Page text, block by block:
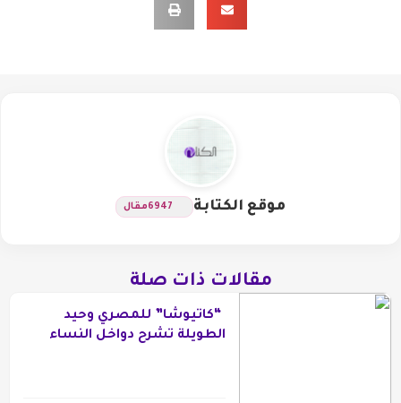
موقع الكتابة 6947مقال
مقالات ذات صلة
“كاتيوشا” للمصري وحيد
الطويلة تشرح دواخل النساء